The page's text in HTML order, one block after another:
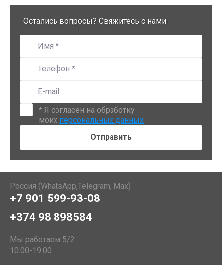
Остались вопросы? Свяжитесь с нами!
* Я согласен на обработку
моих персональных данных
Россия (WhatsApp,Telegram, Max)
+7 901 599-93-08
+374 98 898584
Мы работаем 5/2
10:00-19:00